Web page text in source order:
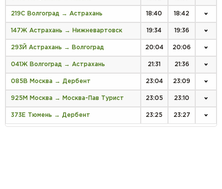
219С Волгоград → Астрахань 18:40 18:42
147Ж Астрахань → Нижневартовск 19:34 19:36
293Й Астрахань → Волгоград 20:04 20:06
041Ж Волгоград → Астрахань 21:31 21:36
085В Москва → Дербент 23:04 23:09
925М Москва → Москва-Пав Турист 23:05 23:10
373Е Тюмень → Дербент 23:25 23:27